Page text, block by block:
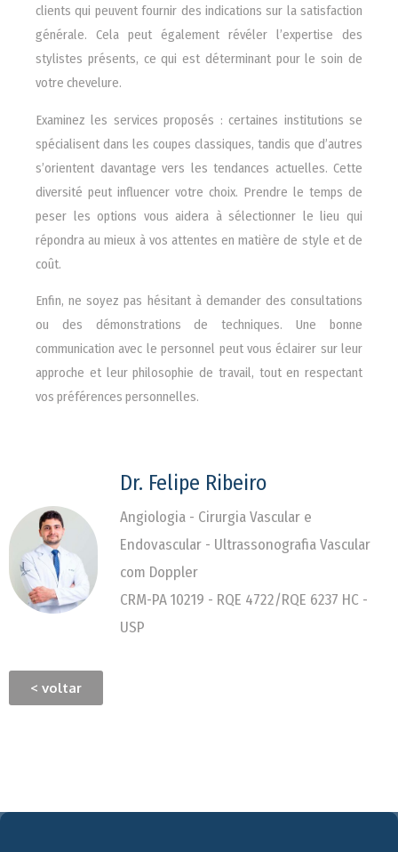
clients qui peuvent fournir des indications sur la satisfaction
générale. Cela peut également révéler l’expertise des
stylistes présents, ce qui est déterminant pour le soin de
votre chevelure.
Examinez les services proposés : certaines institutions se
spécialisent dans les coupes classiques, tandis que d’autres
s’orientent davantage vers les tendances actuelles. Cette
diversité peut influencer votre choix. Prendre le temps de
peser les options vous aidera à sélectionner le lieu qui
répondra au mieux à vos attentes en matière de style et de
coût.
Enfin, ne soyez pas hésitant à demander des consultations
ou des démonstrations de techniques. Une bonne
communication avec le personnel peut vous éclairer sur leur
approche et leur philosophie de travail, tout en respectant
vos préférences personnelles.
Dr. Felipe Ribeiro
Angiologia - Cirurgia Vascular e
Endovascular - Ultrassonografia Vascular
com Doppler
CRM-PA 10219 - RQE 4722/RQE 6237 HC -
USP
< voltar